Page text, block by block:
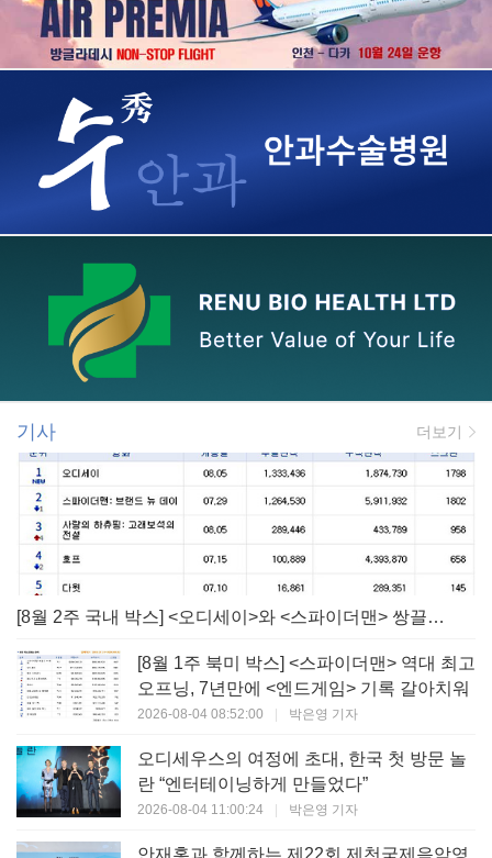
기사 더보기
[8월 2주 국내 박스] <오디세이>와 <스파이더맨> 쌍끌이! 대작 틈바구니 속 빛난 <사랑의 하츄핑>
[8월 1주 북미 박스] <스파이더맨> 역대 최고
오프닝, 7년만에 <엔드게임> 기록 갈아치워
2026-08-04 08:52:00 | 박은영 기자
오디세우스의 여정에 초대, 한국 첫 방문 놀
란 “엔터테이닝하게 만들었다”
2026-08-04 11:00:24 | 박은영 기자
안재홍과 함께하는 제22회 제천국제음악영